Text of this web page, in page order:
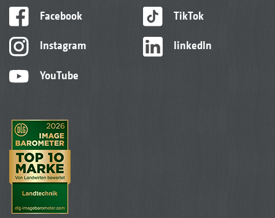
Facebook
Instagram
YouTube
TikTok
linkedIn